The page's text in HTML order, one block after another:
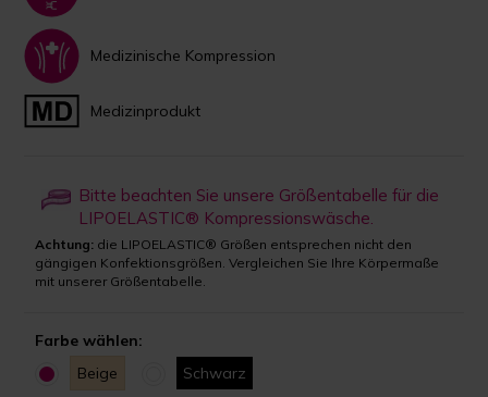
Medizinische Kompression
Medizinprodukt
Bitte beachten Sie unsere Größentabelle für die
LIPOELASTIC® Kompressionswäsche.
Achtung: die LIPOELASTIC® Größen entsprechen nicht den
gängigen Konfektionsgrößen. Vergleichen Sie Ihre Körpermaße
mit unserer Größentabelle.
Farbe wählen:
Beige
Schwarz